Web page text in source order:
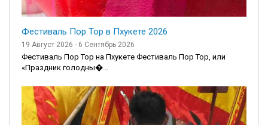
Фестиваль Пор Тор в Пхукете 2026
19 Август 2026 - 6 Сентябрь 2026
Фестиваль Пор Тор на Пхукете Фестиваль Пор Тор, или
«Праздник голодны�...